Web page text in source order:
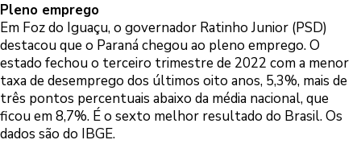
Pleno emprego
Em Foz do Iguaçu, o governador Ratinho Junior (PSD)
destacou que o Paraná chegou ao pleno emprego. O
estado fechou o terceiro trimestre de 2022 com a menor
taxa de desemprego dos últimos oito anos, 5,3%, mais de
três pontos percentuais abaixo da média nacional, que
ficou em 8,7%. É o sexto melhor resultado do Brasil. Os
dados são do IBGE.